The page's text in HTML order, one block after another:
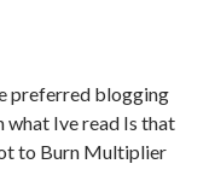
preferred blogging
Ive read Is that
to Burn Multiplier